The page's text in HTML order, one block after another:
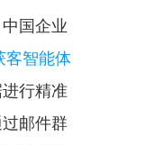
国企业
客智能体
行精准
邮件群